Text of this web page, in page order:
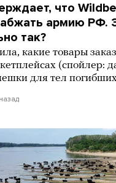
что
армию РФ.
так?
какие товары
(спойлер:
для тел